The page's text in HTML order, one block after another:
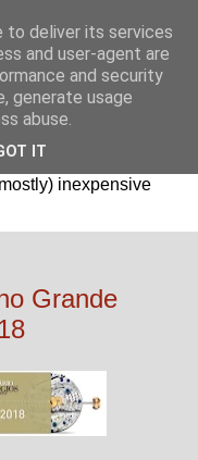
Bonitos e Baratos. //
inexpensive
Grande
to deliver its services
and user-agent are
and security
generate usage
abuse.
IT